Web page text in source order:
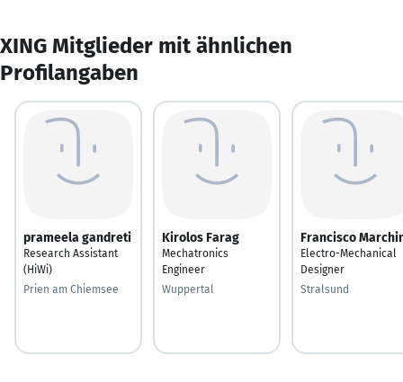
XING Mitglieder mit ähnlichen
Profilangaben
prameela gandreti
Research Assistant
(HiWi)
Prien am Chiemsee
Kirolos Farag
Mechatronics
Engineer
Wuppertal
Francisco
Electro-Mechanical
Designer
Stralsund